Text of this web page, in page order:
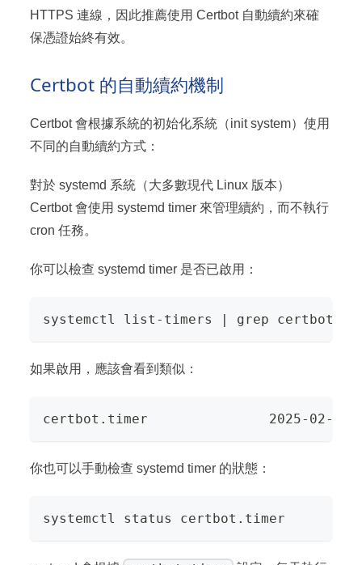
HTTPS 連線，因此推薦使用 Certbot 自動續約來確
保憑證始終有效。
Certbot 的自動續約機制
Certbot 會根據系統的初始化系統（init system）使用
不同的自動續約方式：
對於 systemd 系統（大多數現代 Linux 版本）
Certbot 會使用 systemd timer 來管理續約，而不執行
cron 任務。
你可以檢查 systemd timer 是否已啟用：
systemctl list-timers | grep certbot
如果啟用，應該會看到類似：
certbot.timer               2025-02-13
你也可以手動檢查 systemd timer 的狀態：
systemctl status certbot.timer